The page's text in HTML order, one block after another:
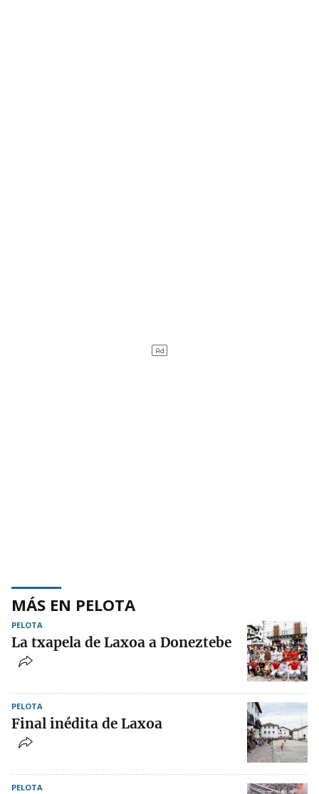
MÁS EN PELOTA
PELOTA
La txapela de Laxoa a Doneztebe
PELOTA
Final inédita de Laxoa
PELOTA